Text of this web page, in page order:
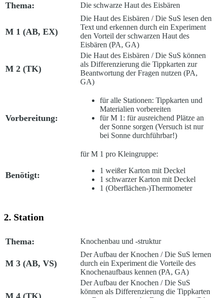
Thema: Die schwarze Haut des Eisbären
M 1 (AB, EX)
Die Haut des Eisbären / Die SuS lesen den
Text und erkennen durch ein Experiment
den Vorteil der schwarzen Haut des
Eisbären (PA, GA)
M 2 (TK)
Die Haut des Eisbären / Die SuS können
als Differenzierung die Tippkarten zur
Beantwortung der Fragen nutzen (PA,
GA)
Vorbereitung:
für alle Stationen: Tippkarten und
Materialien vorbereiten
für M 1: für ausreichend Plätze an
der Sonne sorgen (Versuch ist nur
bei Sonne durchführbar!)
Benötigt:
für M 1 pro Kleingruppe:
1 weißer Karton mit Deckel
1 schwarzer Karton mit Deckel
1 (Oberflächen-)Thermometer
2. Station
Thema: Knochenbau und -struktur
M 3 (AB, VS)
Der Aufbau der Knochen / Die SuS lernen
durch ein Experiment die Vorteile des
Knochenaufbaus kennen (PA, GA)
Der Aufbau der Knochen / Die SuS
können als Differenzierung die Tippkarten